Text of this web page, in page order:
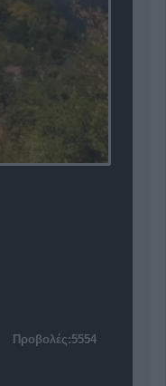
Προβολές:5554